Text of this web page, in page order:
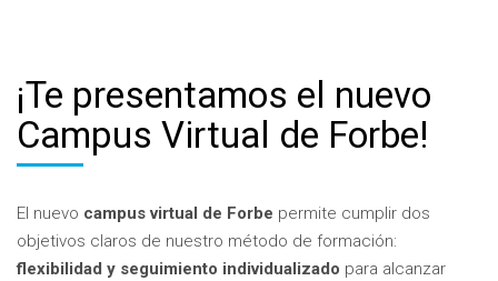
¡Te presentamos el nuevo
Campus Virtual de Forbe!
El nuevo campus virtual de Forbe permite cumplir dos
objetivos claros de nuestro método de formación:
flexibilidad y seguimiento individualizado para alcanzar